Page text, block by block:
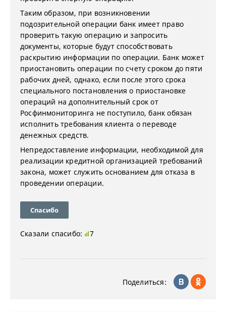
Таким образом, при возникновении
подозрительной операции банк имеет право
проверить такую операцию и запросить
документы, которые будут способствовать
раскрытию информации по операции. Банк может
приостановить операции по счету сроком до пяти
рабочих дней, однако, если после этого срока
специального постановления о приостановке
операций на дополнительный срок от
Росфинмониторинга не поступило, банк обязан
исполнить требования клиента о переводе
денежных средств.
Непредоставление информации, необходимой для
реализации кредитной организацией требований
закона, может служить основанием для отказа в
проведении операции.
Спасибо
Сказали спасибо: 7
Поделиться: